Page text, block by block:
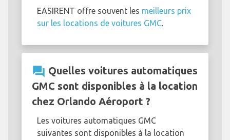
EASIRENT offre souvent les meilleurs prix
sur les locations de voitures GMC.
question_answer Quelles voitures automatiques
GMC sont disponibles à la location
chez Orlando Aéroport ?
Les voitures automatiques GMC
suivantes sont disponibles à la location